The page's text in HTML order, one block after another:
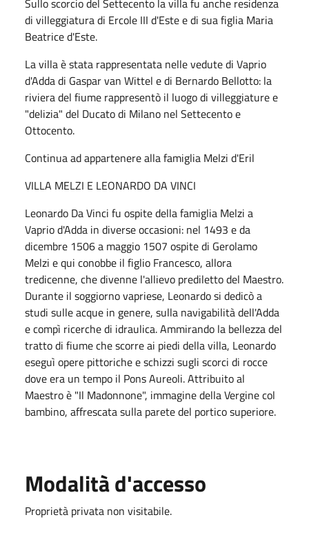
di villeggiatura di Ercole III d'Este e di sua figlia Maria
Beatrice d'Este.
La villa è stata rappresentata nelle vedute di Vaprio
d'Adda di Gaspar van Wittel e di Bernardo Bellotto: la
riviera del fiume rappresentò il luogo di villeggiature e
"delizia" del Ducato di Milano nel Settecento e
Ottocento.
Continua ad appartenere alla famiglia Melzi d'Eril
VILLA MELZI E LEONARDO DA VINCI
Leonardo Da Vinci fu ospite della famiglia Melzi a
Vaprio d'Adda in diverse occasioni: nel 1493 e da
dicembre 1506 a maggio 1507 ospite di Gerolamo
Melzi e qui conobbe il figlio Francesco, allora
tredicenne, che divenne l'allievo prediletto del Maestro.
Durante il soggiorno vapriese, Leonardo si dedicò a
studi sulle acque in genere, sulla navigabilità dell'Adda
e compì ricerche di idraulica. Ammirando la bellezza del
tratto di fiume che scorre ai piedi della villa, Leonardo
eseguì opere pittoriche e schizzi sugli scorci di rocce
dove era un tempo il Pons Aureoli. Attribuito al
Maestro è "Il Madonnone", immagine della Vergine col
bambino, affrescata sulla parete del portico superiore.
Modalità d'accesso
Proprietà privata non visitabile.